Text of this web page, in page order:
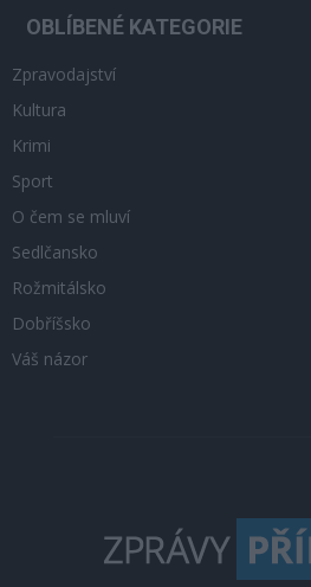
OBLÍBENÉ KATEGORIE
Zpravodajství
Kultura
Krimi
Sport
O čem se mluví
Sedlčansko
Rožmitálsko
Dobříšsko
Váš názor